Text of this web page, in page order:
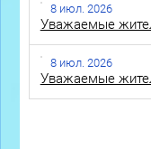
8 июл. 2026
Уважаемые
8 июл. 2026
Уважаемые